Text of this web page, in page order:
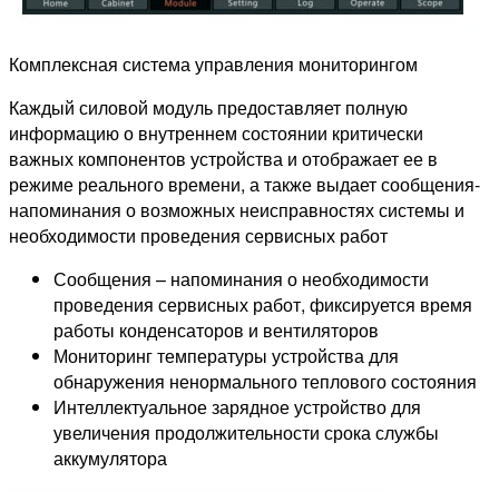
Комплексная система управления мониторингом
Каждый силовой модуль предоставляет полную
информацию о внутреннем состоянии критически
важных компонентов устройства и отображает ее в
режиме реального времени, а также выдает сообщения-
напоминания о возможных неисправностях системы и
необходимости проведения сервисных работ
Сообщения – напоминания о необходимости
проведения сервисных работ, фиксируется время
работы конденсаторов и вентиляторов
Мониторинг температуры устройства для
обнаружения ненормального теплового состояния
Интеллектуальное зарядное устройство для
увеличения продолжительности срока службы
аккумулятора